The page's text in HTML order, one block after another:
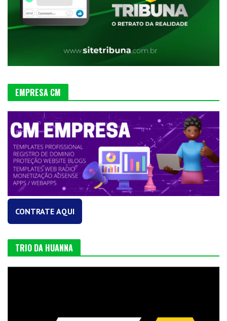
EMPRESA CM
CONTRATE AQUI
TRIO DA HUANNA